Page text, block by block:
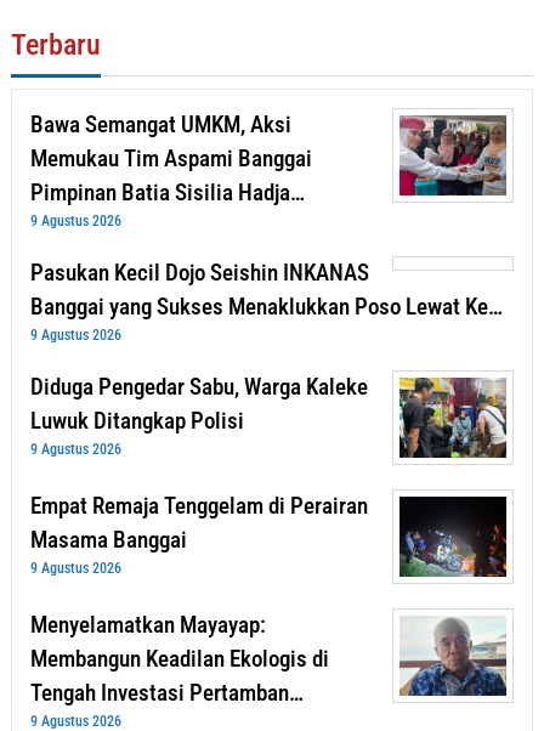
Terbaru
Bawa Semangat UMKM, Aksi
Memukau Tim Aspami Banggai
Pimpinan Batia Sisilia Hadja…
9 Agustus 2026
Pasukan Kecil Dojo Seishin INKANAS
Banggai yang Sukses Menaklukkan Poso Lewat Ke…
9 Agustus 2026
Diduga Pengedar Sabu, Warga Kaleke
Luwuk Ditangkap Polisi
9 Agustus 2026
Empat Remaja Tenggelam di Perairan
Masama Banggai
9 Agustus 2026
Menyelamatkan Mayayap:
Membangun Keadilan Ekologis di
Tengah Investasi Pertamban…
9 Agustus 2026